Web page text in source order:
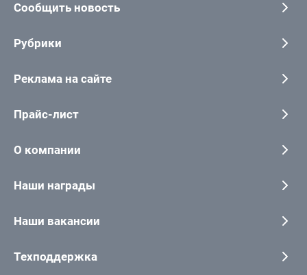
Сообщить новость
Рубрики
Реклама на сайте
Прайс-лист
О компании
Наши награды
Наши вакансии
Техподдержка